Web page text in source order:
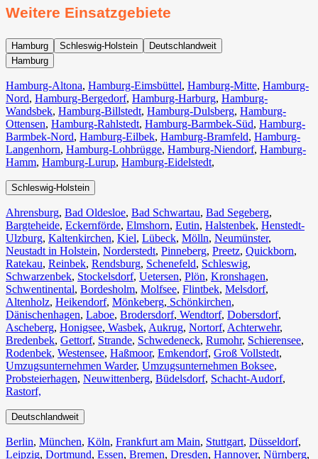
Weitere Einsatzgebiete
Hamburg Schleswig-Holstein
Deutschlandweit
Hamburg
Hamburg-Altona, Hamburg-Eimsbüttel, Hamburg-Mitte, Hamburg-
Nord, Hamburg-Bergedorf, Hamburg-Harburg, Hamburg-
Wandsbek, Hamburg-Billstedt, Hamburg-Dulsberg, Hamburg-
Ottensen, Hamburg-Rahlstedt, Hamburg-Barmbek-Süd, Hamburg-
Barmbek-Nord, Hamburg-Eilbek, Hamburg-Bramfeld, Hamburg-
Langenhorn, Hamburg-Lohbrügge, Hamburg-Niendorf, Hamburg-
Hamm, Hamburg-Lurup, Hamburg-Eidelstedt,
Schleswig-Holstein
Ahrensburg, Bad Oldesloe, Bad Schwartau, Bad Segeberg,
Bargteheide, Eckernförde, Elmshorn, Eutin, Halstenbek, Henstedt-
Ulzburg, Kaltenkirchen, Kiel, Lübeck, Mölln, Neumünster,
Neustadt in Holstein, Norderstedt, Pinneberg, Preetz, Quickborn,
Ratekau, Reinbek, Rendsburg, Schenefeld, Schleswig,
Schwarzenbek, Stockelsdorf, Uetersen, Plön, Kronshagen,
Schwentinental, Bordesholm, Molfsee, Flintbek, Melsdorf,
Altenholz, Heikendorf, Mönkeberg, Schönkirchen,
Dänischenhagen, Laboe, Brodersdorf, Wendtorf, Dobersdorf,
Ascheberg, Honigsee, Wasbek, Aukrug, Nortorf, Achterwehr,
Bredenbek, Gettorf, Strande, Schwedeneck, Rumohr, Schierensee,
Rodenbek, Westensee, Haßmoor, Emkendorf, Groß Vollstedt,
Umzugsunternehmen Warder, Umzugsunternehmen Boksee,
Probsteierhagen, Neuwittenberg, Büdelsdorf, Schacht-Audorf,
Rastorf,
Deutschlandweit
Berlin⁠, München, Köln⁠, Frankfurt am Main, Stuttgart, Düsseldorf,
Leipzig, Dortmund, Essen, Bremen, Dresden, Hannover, Nürnberg,